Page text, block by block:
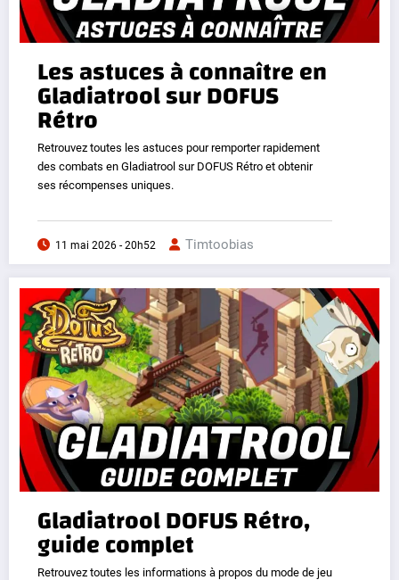
Les astuces à connaître en
Gladiatrool sur DOFUS
Rétro
Retrouvez toutes les astuces pour remporter rapidement
des combats en Gladiatrool sur DOFUS Rétro et obtenir
ses récompenses uniques.
11 mai 2026 - 20h52 Timtoobias
Gladiatrool DOFUS Rétro,
guide complet
Retrouvez toutes les informations à propos du mode de jeu